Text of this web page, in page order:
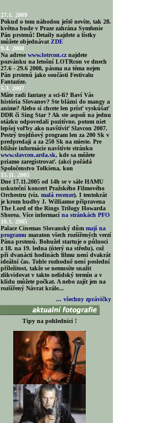
27.1. 2009
Pokud o tom náhodou ještě nevíte, tak 28.
května bude v Praze zahrána Symfonie
Pán prstenů! Detaily najdete a lístky
můžete objednávat ZDE
9.4. 2008
Na adrese www.lotrcon.cznajdete
pozvánku na letošní LOTRcon ve dnech
27.6 - 29.6 2008, pásma na téma nejen
Pán prstenů jako součásti Festivalu
Fantazize.
5.3. 2007
Máte radi fantasy a sci-fi? Baví Vás
história Slovanov? Ste blázni do mangy a
anime? Alebo si chcete len prísť vyskúšať
DDR či Sing Star ? Ak ste aspoň na jednu
otázku odpovedali pozitívne, potom niet
lepšej voľby ako navštíviť Slavcon 2007.
Pestrý trojdňový program len za 200 Sk v
predpredaji a za 250 Sk na mieste. Pre
bližsie informácie navštívte stránku
www.slavcon.arda.sk, kde sa môžete
priamo zaregistrovať. (akci pořádá
Spoločenstvo Tolkiena, kon
15.11. 2005
Dne 17.11.2005 od 14h se v sále HAMU
uskuteční koncert Pražského Filmového
Orchestru (viz. malá recenze). I tentokrát
je krom hudby J. Williamse připravena
The Lord of the Rings Trilogy Howarda
Shorea. Více informací na stránkách PFO
10.1. 2005
Palace Cinemas Slovanský dům mají na
programu maraton všech rozšířených verzí
Pána prstenů. Bohužel startuje o půlnoci
z 18. na 19. ledna (úterý na středu), což
při dvanácti hodinách filmu není dvakrát
ideální čas. Tohle rozhodně není poslední
příležitost, takže se nemusíte snažit
zlikvidovat v takto nelidský termín a v
klidu můžete počkat. A nebo zajít jen na
rozšířený Návrat krále...
... všechny zprávičky
Tipy na pohlednici !